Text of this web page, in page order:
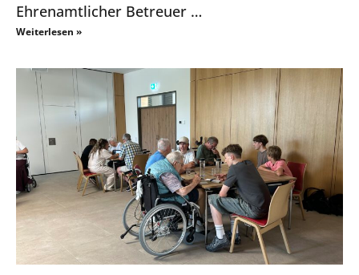
Ehrenamtlicher Betreuer …
Weiterlesen »